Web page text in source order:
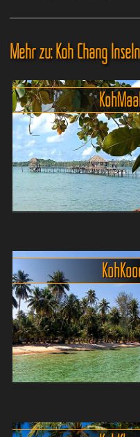
Mehr zu: Koh Chang
Abschalten
🌴 Suchst du nach dem
Gegenteil von Trubel, Lärm
und Massentourismus?
Dann pack leicht, atme tief
durch – und komm nach
Koh Maak! Diese kleine ...
Koh
Finde dein Paradies auf Koh
Koh